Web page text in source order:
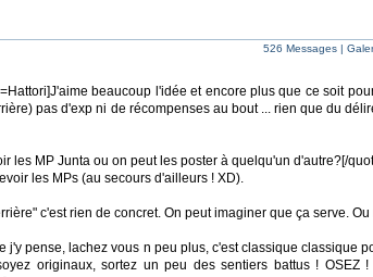
526 Messages |
beaucoup l'idée et encore plus que ce soit
pas d'exp ni de récompenses au bout ... rien que du
les MP Junta ou on peut les poster à quelqu'un d'autre?[/
les MPs (au secours d'ailleurs ! XD).
c'est rien de concret. On peut imaginer que ça serve. Ou
j'y pense, lachez vous n peu plus, c'est classique classique
originaux, sortez un peu des sentiers battus ! OSEZ !